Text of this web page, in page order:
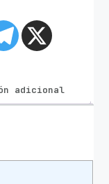
adicional